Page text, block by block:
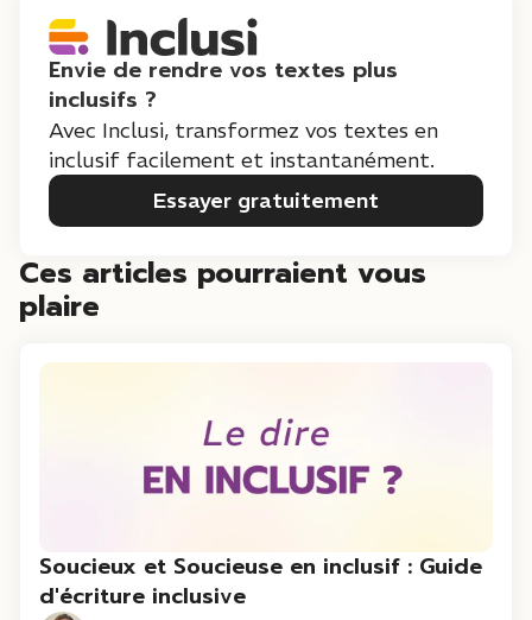
Envie de rendre vos textes plus
inclusifs ?
Avec Inclusi, transformez vos textes en
inclusif facilement et instantanément.
Essayer gratuitement
Ces articles pourraient vous
plaire
Soucieux et Soucieuse en inclusif : Guide
d'écriture inclusive